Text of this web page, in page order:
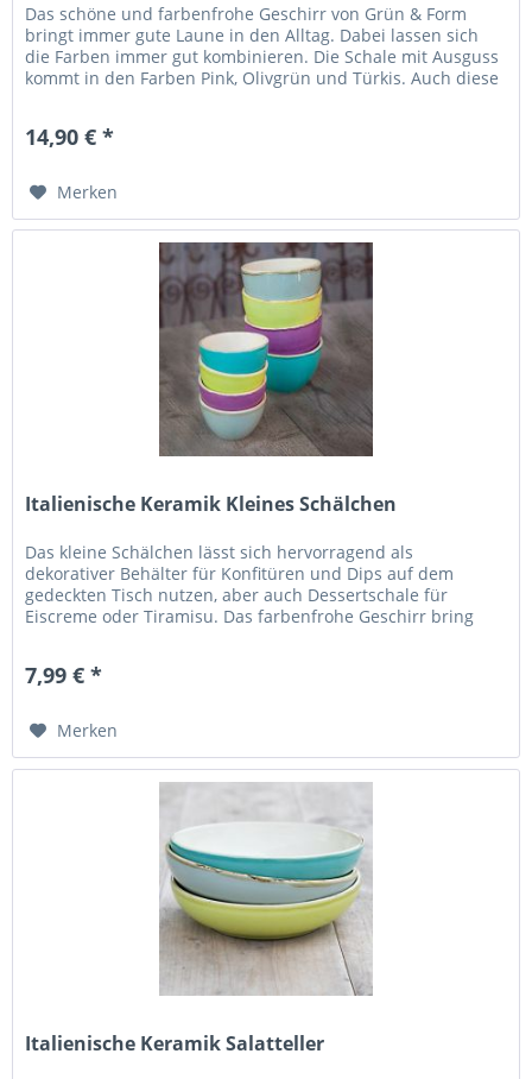
Das schöne und farbenfrohe Geschirr von Grün & Form
bringt immer gute Laune in den Alltag. Dabei lassen sich
die Farben immer gut kombinieren. Die Schale mit Ausguss
kommt in den Farben Pink, Olivgrün und Türkis. Auch diese
14,90 € *
Merken
Italienische Keramik Kleines Schälchen
Das kleine Schälchen lässt sich hervorragend als
dekorativer Behälter für Konfitüren und Dips auf dem
gedeckten Tisch nutzen, aber auch Dessertschale für
Eiscreme oder Tiramisu. Das farbenfrohe Geschirr bring
7,99 € *
Merken
Italienische Keramik Salatteller